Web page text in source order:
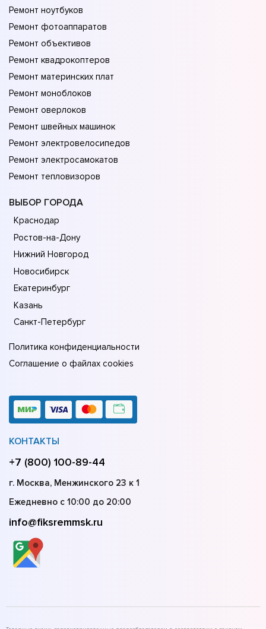
Ремонт ноутбуков
Ремонт фотоаппаратов
Ремонт объективов
Ремонт квадрокоптеров
Ремонт материнских плат
Ремонт моноблоков
Ремонт оверлоков
Ремонт швейных машинок
Ремонт электровелосипедов
Ремонт электросамокатов
Ремонт тепловизоров
ВЫБОР ГОРОДА
Краснодар
Ростов-на-Дону
Нижний Новгород
Новосибирск
Екатеринбург
Казань
Санкт-Петербург
Политика конфиденциальности
Соглашение о файлах cookies
КОНТАКТЫ
+7 (800) 100-89-44
г. Москва, Менжинского 23 к 1
Ежедневно с 10:00 до 20:00
info@fiksremmsk.ru